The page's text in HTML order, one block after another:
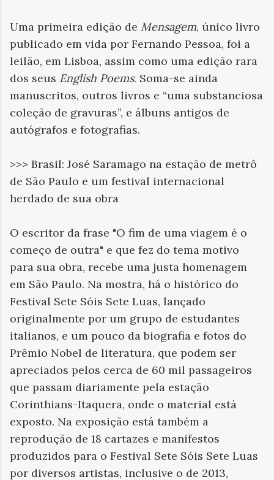
Uma primeira edição de Mensagem, único livro
publicado em vida por Fernando Pessoa, foi a
leilão, em Lisboa, assim como uma edição rara
dos seus English Poems. Soma-se ainda
manuscritos, outros livros e “uma substanciosa
coleção de gravuras”, e álbuns antigos de
autógrafos e fotografias.
>>> Brasil: José Saramago na estação de metrô
de São Paulo e um festival internacional
herdado de sua obra
O escritor da frase "O fim de uma viagem é o
começo de outra" e que fez do tema motivo
para sua obra, recebe uma justa homenagem
em São Paulo. Na mostra, há o histórico do
Festival Sete Sóis Sete Luas, lançado
originalmente por um grupo de estudantes
italianos, e um pouco da biografia e fotos do
Prêmio Nobel de literatura, que podem ser
apreciados pelos cerca de 60 mil passageiros
que passam diariamente pela estação
Corinthians-Itaquera, onde o material está
exposto. Na exposição está também a
reprodução de 18 cartazes e manifestos
produzidos para o Festival Sete Sóis Sete Luas
por diversos artistas, inclusive o de 2013,